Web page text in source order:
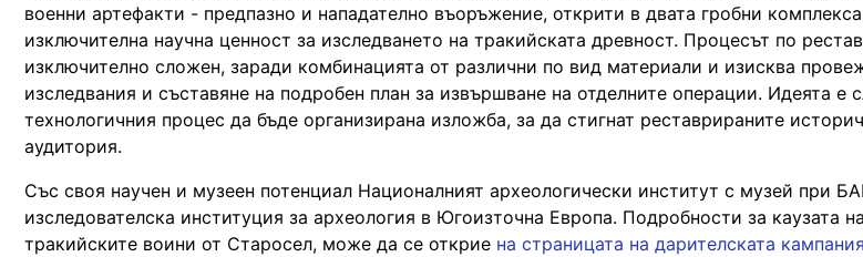
военни артефакти - предпазно и нападателно въоръжение, открити в двата гробни
изключителна научна ценност за изследването на тракийската древност. Процесът по
изключително сложен, заради комбинацията от различни по вид материали и изисква
изследвания и съставяне на подробен план за извършване на отделните операции. Идеята е
технологичния процес да бъде организирана изложба, за да стигнат реставрираните
аудитория.
Със своя научен и музеен потенциал Националният археологически институт с музей при
изследователска институция за археология в Югоизточна Европа. Подробности за каузата
тракийските воини от Старосел, може да се открие на страницата на дарителската кампания